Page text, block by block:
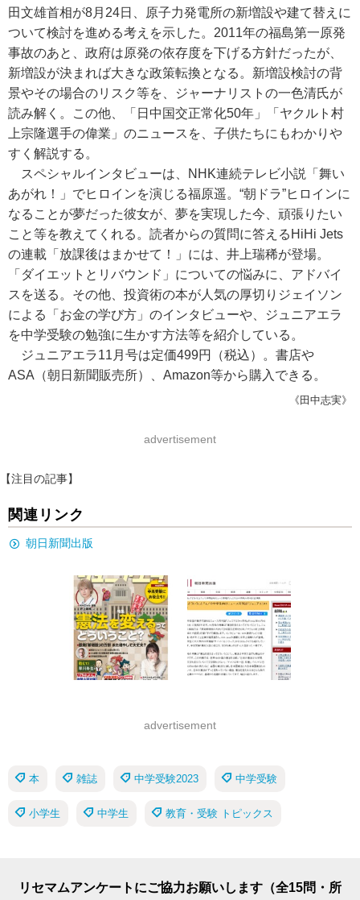
田文雄首相が8月24日、原子力発電所の新増設や建て替えに
ついて検討を進める考えを示した。2011年の福島第一原発
事故のあと、政府は原発の依存度を下げる方針だったが、
新増設が決まれば大きな政策転換となる。新増設検討の背
景やその場合のリスク等を、ジャーナリストの一色清氏が
読み解く。この他、「日中国交正常化50年」「ヤクルト村
上宗隆選手の偉業」のニュースを、子供たちにもわかりや
すく解説する。
スペシャルインタビューは、NHK連続テレビ小説「舞い
あがれ！」でヒロインを演じる福原遥。“朝ドラ”ヒロインに
なることが夢だった彼女が、夢を実現した今、頑張りたい
こと等を教えてくれる。読者からの質問に答えるHiHi Jets
の連載「放課後はまかせて！」には、井上瑞稀が登場。
「ダイエットとリバウンド」についての悩みに、アドバイ
スを送る。その他、投資術の本が人気の厚切りジェイソン
による「お金の学び方」のインタビューや、ジュニアエラ
を中学受験の勉強に生かす方法等を紹介している。
ジュニアエラ11月号は定価499円（税込）。書店や
ASA（朝日新聞販売所）、Amazon等から購入できる。
《田中志実》
advertisement
【注目の記事】
関連リンク
朝日新聞出版
advertisement
本 雑誌 中学受験2023 中学受験
小学生 中学生 教育・受験 トピックス
リセマムアンケートにご協力お願いします（全15問・所